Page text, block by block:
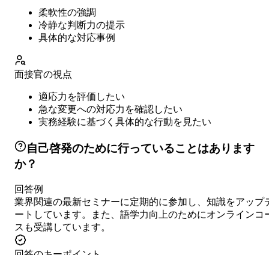
柔軟性の強調
冷静な判断力の提示
具体的な対応事例
面接官の視点
適応力を評価したい
急な変更への対応力を確認したい
実務経験に基づく具体的な行動を見たい
自己啓発のために行っていることはあります
か？
回答例
業界関連の最新セミナーに定期的に参加し、知識をアップ
ートしています。また、語学力向上のためにオンラインコ
スも受講しています。